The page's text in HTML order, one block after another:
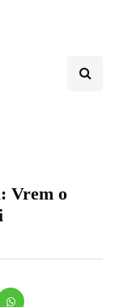
Vrem o